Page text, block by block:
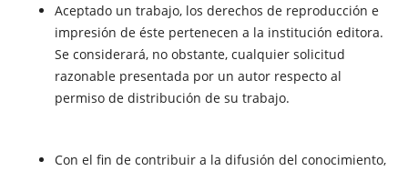
Aceptado un trabajo, los derechos de reproducción e
impresión de éste pertenecen a la institución editora.
Se considerará, no obstante, cualquier solicitud
razonable presentada por un autor respecto al
permiso de distribución de su trabajo.
Con el fin de contribuir a la difusión del conocimiento,